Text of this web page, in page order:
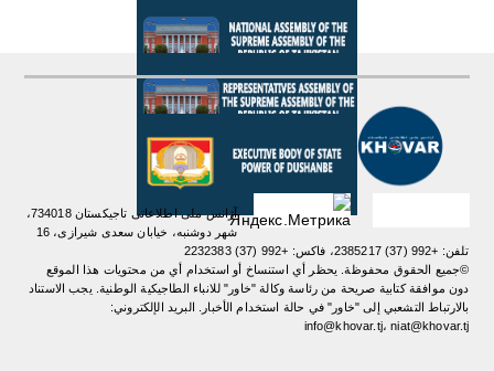
آژانس ملی اطلاعاتی تاجیکستان 734018،
شهر دوشنبه، خیابان سعدی شیرازی، 16
تلفن: +992 (37) 2385217، فاکس: +992 (37) 2232383
©جميع الحقوق محفوظة. يحظر أي استنساخ أو استخدام أي من محتويات هذا الموقع
دون موافقة كتابية صريحة من رئاسة وكالة "خاور" للانباء الطاجيكية الوطنية. یجب الاستناد
بالارتباط التشعبي إلى "خاور" في حالة استخدام الأخبار. البريد الإلكتروني:
info@khovar.tj، niat@khovar.tj